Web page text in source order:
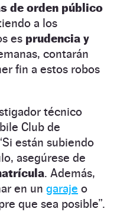
de orden público
a los
es prudencia y
contarán
fin a estos robos
técnico
Club de
están subiendo
asegúrese de
. Además,
en un garaje o
que sea posible”.